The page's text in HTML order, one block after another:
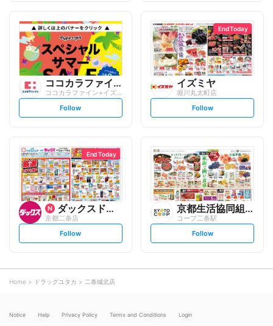
l
o
w
l
o
w
ココカラファイン
ココカラファイン+イズミヤ 堀川丸太町店
s
t
l
o
w
Follow
End Today
イズミヤ
堀川丸太町店
s
t
o
w
Follow
End Today
ダックスドラッグ
京都二条店
s
t
o
w
Follow
京都生活協同組合
コープ二条駅
s
t
Follow
Home ドラッグユタカ 二条城北店
Notice Help Privacy Policy Terms and Conditions Login